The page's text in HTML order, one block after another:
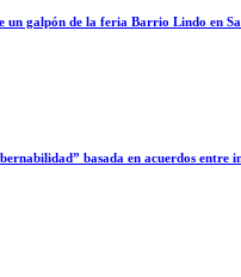
un galpón de la feria Barrio Lindo en
basada en acuerdos entre